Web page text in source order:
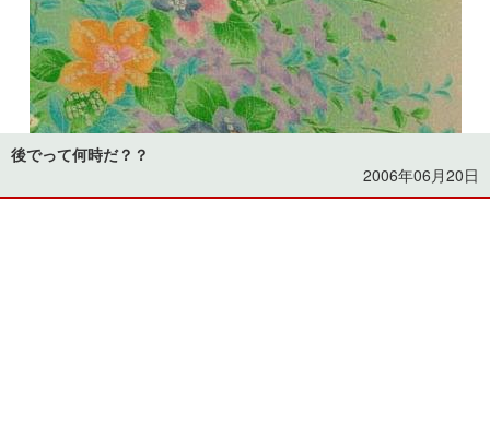
後でって何時だ？？
2006年06月20日